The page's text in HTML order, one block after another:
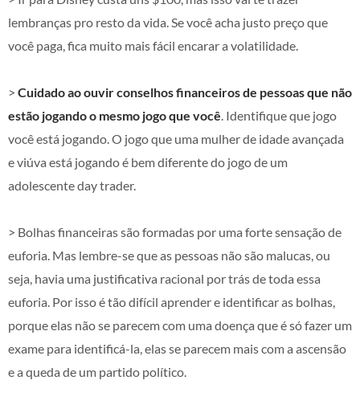
lembranças pro resto da vida. Se você acha justo preço que
você paga, fica muito mais fácil encarar a volatilidade.
> Cuidado ao ouvir conselhos financeiros de pessoas que não
estão jogando o mesmo jogo que você. Identifique que jogo
você está jogando. O jogo que uma mulher de idade avançada
e viúva está jogando é bem diferente do jogo de um
adolescente day trader.
> Bolhas financeiras são formadas por uma forte sensação de
euforia. Mas lembre-se que as pessoas não são malucas, ou
seja, havia uma justificativa racional por trás de toda essa
euforia. Por isso é tão difícil aprender e identificar as bolhas,
porque elas não se parecem com uma doença que é só fazer um
exame para identificá-la, elas se parecem mais com a ascensão
e a queda de um partido político.